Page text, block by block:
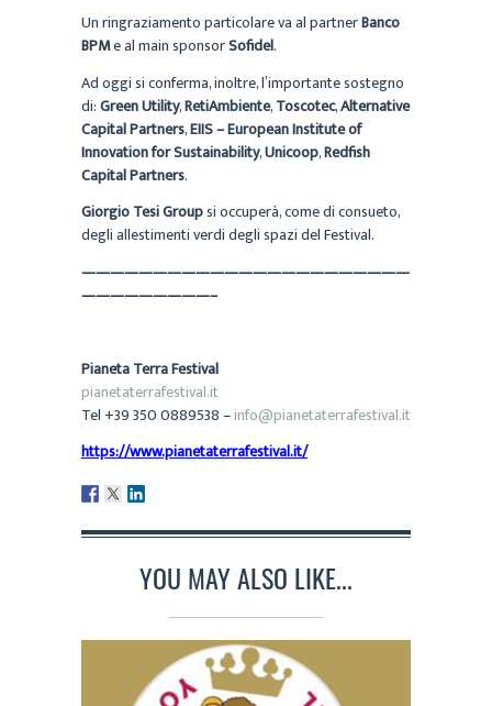
Un ringraziamento particolare va al partnerBanco
BPMe al main sponsorSofidel.
Ad oggi si conferma, inoltre, l’importante sostegno
di:Green Utility,RetiAmbiente,Toscotec,Alternative
Capital Partners,EIIS – European Institute of
Innovation for Sustainability,Unicoop,Redfish
Capital Partners.
Giorgio Tesi Groupsi occuperà, come di consueto,
degli allestimenti verdi degli spazi del Festival.
———————————————————————
—————————–
Pianeta Terra Festival
pianetaterrafestival.it
Tel +39 350 0889538 –info@pianetaterrafestival.it
https://www.pianetaterrafestival.it/
YOU MAY ALSO LIKE...